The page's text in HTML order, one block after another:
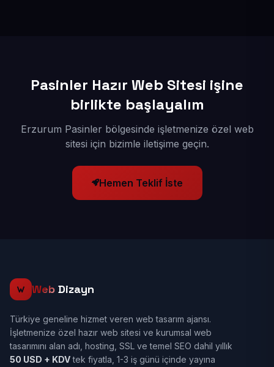
Pasinler Hazır Web Sitesi işine
birlikte başlayalım
Erzurum Pasinler bölgesinde işletmenize özel web
sitesi için bizimle iletişime geçin.
Hemen Teklif İste
Web Dizayn
Türkiye geneline hizmet veren web tasarım ajansı.
İşletmenize özel hazır web sitesi ve kurumsal web
tasarımını alan adı, hosting, SSL ve temel SEO dahil yıllık
50 USD + KDVtek fiyatla, 1-3 iş günü içinde yayına